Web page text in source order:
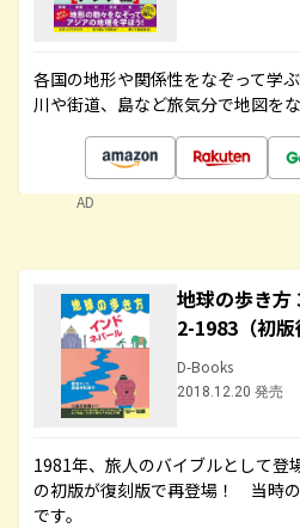
各国の地形や関係性をなぞって学
川や街道、島など旅気分で地図を
AD
地球の歩き方
2-1983（初版
D-Books
2018.12.20 発売
1981年、旅人のバイブルとして登
の初版が復刻版で再登場！ 当時
です。